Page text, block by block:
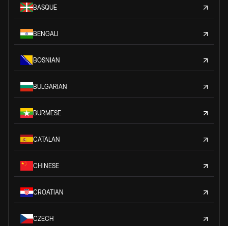
BASQUE
BENGALI
BOSNIAN
BULGARIAN
BURMESE
CATALAN
CHINESE
CROATIAN
CZECH